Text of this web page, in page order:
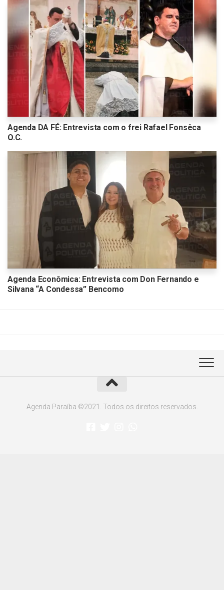
Agenda DA FÉ: Entrevista com o frei Rafael Fonsêca
O.C.
Agenda Econômica: Entrevista com Don Fernando e
Silvana “A Condessa” Bencomo
Agenda Paraíba ©2021. Todos os direitos reservados.